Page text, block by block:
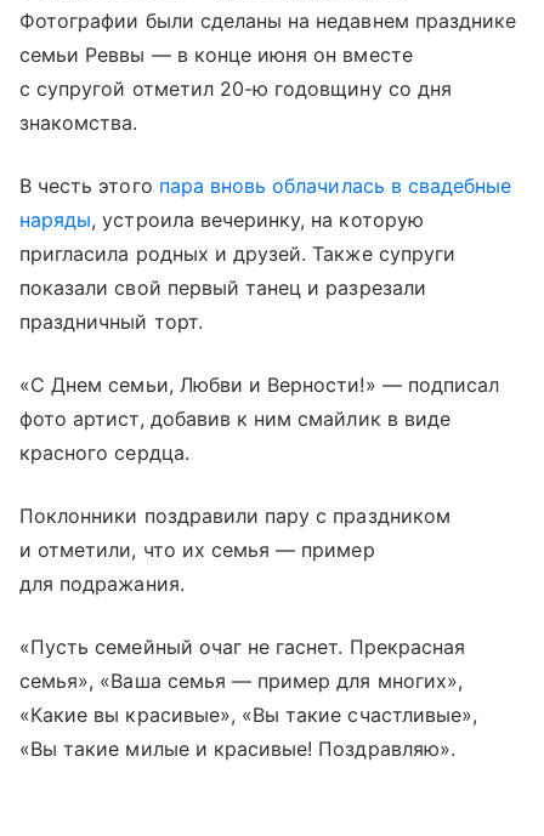
Фотографии были сделаны на недавнем празднике
семьи Реввы — в конце июня он вместе
с супругой отметил 20-ю годовщину со дня
знакомства.
В честь этого пара вновь облачилась в свадебные
наряды, устроила вечеринку, на которую
пригласила родных и друзей. Также супруги
показали свой первый танец и разрезали
праздничный торт.
«С Днем семьи, Любви и Верности!» — подписал
фото артист, добавив к ним смайлик в виде
красного сердца.
Поклонники поздравили пару с праздником
и отметили, что их семья — пример
для подражания.
«Пусть семейный очаг не гаснет. Прекрасная
семья», «Ваша семья — пример для многих»,
«Какие вы красивые», «Вы такие счастливые»,
«Вы такие милые и красивые! Поздравляю».